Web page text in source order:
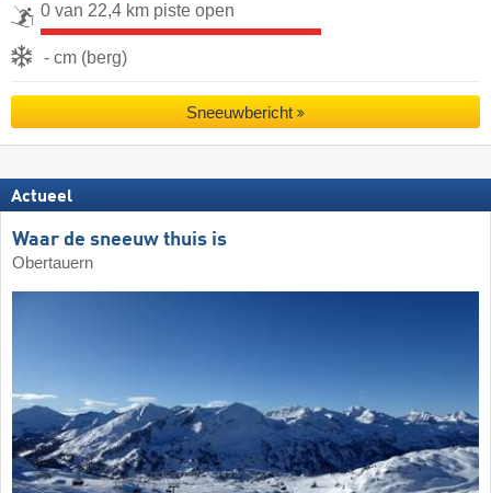
0 van 22,4 km piste open
- cm (berg)
Sneeuwbericht
Actueel
Waar de sneeuw thuis is
Obertauern